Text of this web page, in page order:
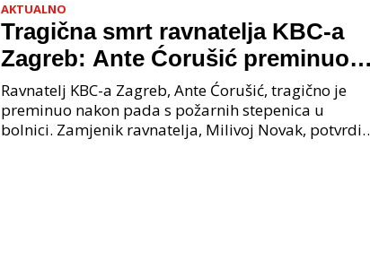
AKTUALNO
Tragična smrt ravnatelja KBC-a
Zagreb: Ante Ćorušić preminuo
nakon pada u bolnici, policija na
mjestu događaja
Ravnatelj KBC-a Zagreb, Ante Ćorušić, tragično je
preminuo nakon pada s požarnih stepenica u
bolnici. Zamjenik ravnatelja, Milivoj Novak, potvrdio